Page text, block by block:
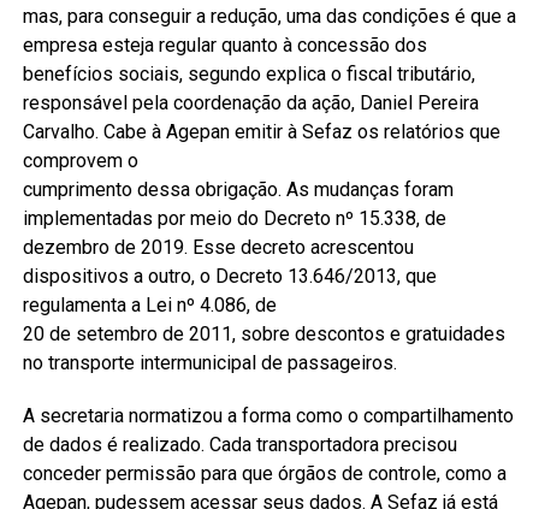
mas, para conseguir a redução, uma das condições é que a
empresa esteja regular quanto à concessão dos
benefícios sociais, segundo explica o fiscal tributário,
responsável pela coordenação da ação, Daniel Pereira
Carvalho. Cabe à Agepan emitir à Sefaz os relatórios que
comprovem o
cumprimento dessa obrigação. As mudanças foram
implementadas por meio do Decreto nº 15.338, de
dezembro de 2019. Esse decreto acrescentou
dispositivos a outro, o Decreto 13.646/2013, que
regulamenta a Lei nº 4.086, de
20 de setembro de 2011, sobre descontos e gratuidades
no transporte intermunicipal de passageiros.
A secretaria normatizou a forma como o compartilhamento
de dados é realizado. Cada transportadora precisou
conceder permissão para que órgãos de controle, como a
Agepan, pudessem acessar seus dados. A Sefaz já está